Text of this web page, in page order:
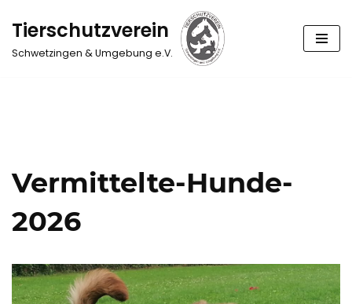
Zum
Inhalt
Tierschutzverein
Schwetzingen & Umgebung e.V.
Vermittelte-Hunde-
2026